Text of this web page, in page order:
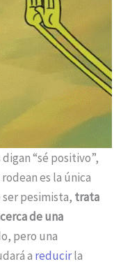
“sé positivo”,
es la única
pesimista, trata
de una
pero una
a reducirla